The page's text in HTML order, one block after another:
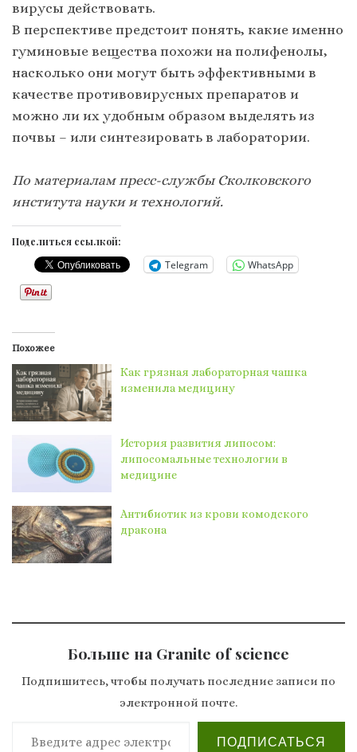
вирусы действовать.
В перспективе предстоит понять, какие именно
гуминовые вещества похожи на полифенолы,
насколько они могут быть эффективными в
качестве противовирусных препаратов и
можно ли их удобным образом выделять из
почвы – или синтезировать в лаборатории.
По материалам пресс-службы Сколковского
института науки и технологий.
Поделиться ссылкой:
Telegram WhatsApp
Похожее
Как грязная лабораторная чашка
изменила медицину
История развития липосом:
липосомальные технологии в
медицине
Антибиотик из крови комодского
дракона
Больше на Granite of science
Подпишитесь, чтобы получать последние записи по
электронной почте.
Введите адрес электронной почты…
ПОДПИСАТЬСЯ